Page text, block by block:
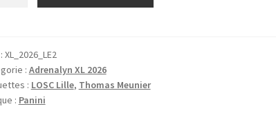
XL_2026_LE2
: Adrenalyn XL 2026
: LOSC Lille, Thomas Meunier
: Panini